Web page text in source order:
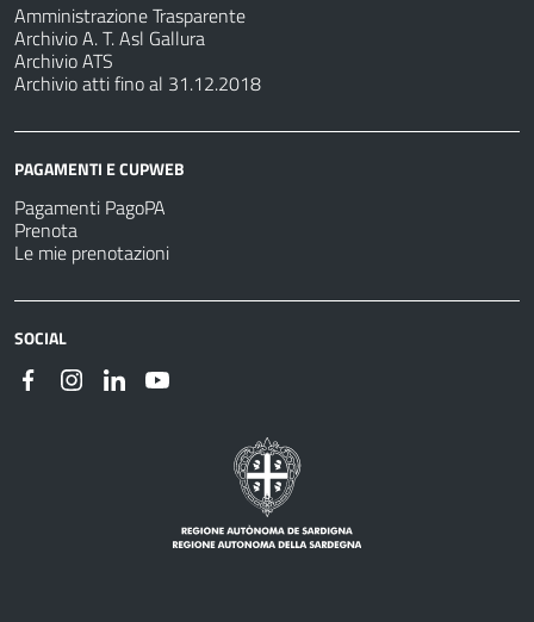
Amministrazione Trasparente
Archivio A. T. Asl Gallura
Archivio ATS
Archivio atti fino al 31.12.2018
PAGAMENTI E CUPWEB
Pagamenti PagoPA
Prenota
Le mie prenotazioni
SOCIAL